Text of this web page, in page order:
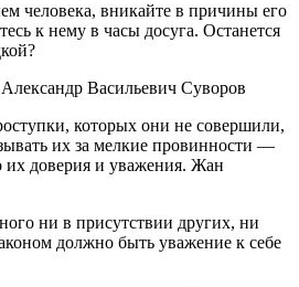
человека, вникайте в причины его
к нему в часы досуга. Останется
Васильевич Суворов
которых они не совершили,
их за мелкие провинности —
их доверия и уважения. Жан
ни в присутствии других, ни
должно быть уважение к себе